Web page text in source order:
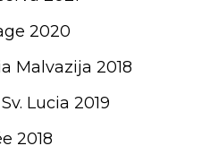
2020
Malvazija 2018
Lucia 2019
2018